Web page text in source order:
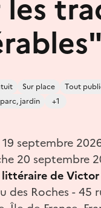
Sur place Tout
jardin
+1
septembre
20 septembre
littéraire de
des Roches - 45